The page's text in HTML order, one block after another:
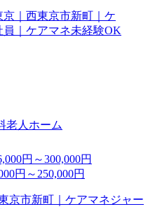
老人ホーム
円～300,000円
円～250,000円
京市新町｜ケアマネジャー